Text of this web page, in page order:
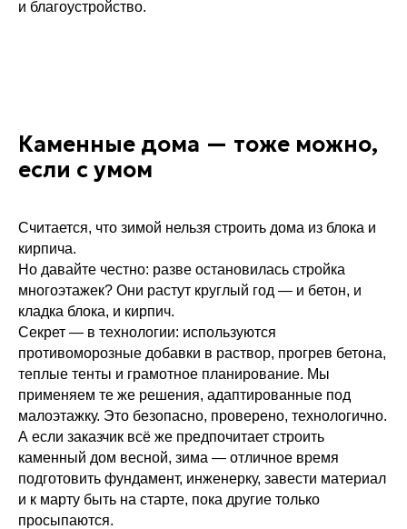
и благоустройство.
Каменные дома — тоже можно,
если с умом
Считается, что зимой нельзя строить дома из блока и
кирпича.
Но давайте честно: разве остановилась стройка
многоэтажек? Они растут круглый год — и бетон, и
кладка блока, и кирпич.
Секрет — в технологии: используются
противоморозные добавки в раствор, прогрев бетона,
теплые тенты и грамотное планирование. Мы
применяем те же решения, адаптированные под
малоэтажку. Это безопасно, проверено, технологично.
А если заказчик всё же предпочитает строить
каменный дом весной, зима — отличное время
подготовить фундамент, инженерку, завести материал
и к марту быть на старте, пока другие только
просыпаются.